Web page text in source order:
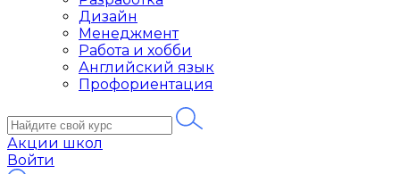
Дизайн
Менеджмент
Работа и хобби
Английский язык
Профориентация
Акции школ
Войти